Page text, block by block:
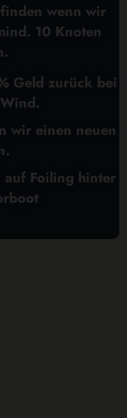
wenn wir
10 Knoten
Geld zurück bei
wir einen neuen
auf Foiling hinter